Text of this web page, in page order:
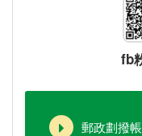
fb
郵政劃